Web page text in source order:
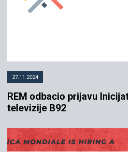
27.11.2024
REM odbacio prijavu
televizije B92